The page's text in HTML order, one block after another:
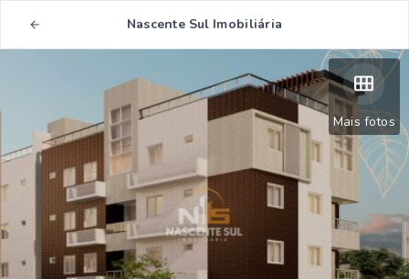
Nascente Sul Imobiliária
Mais fotos